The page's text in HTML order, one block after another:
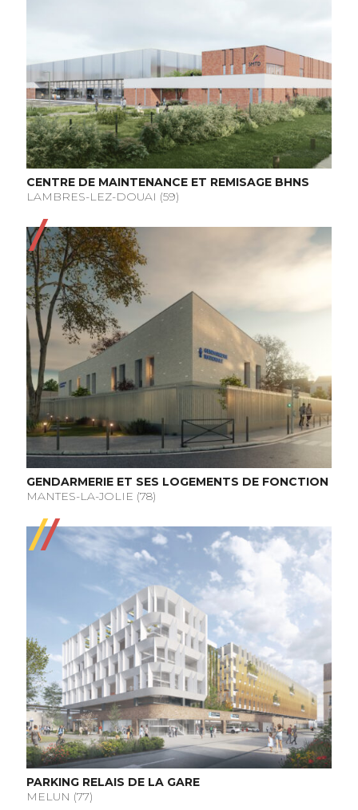
CENTRE DE MAINTENANCE ET REMISAGE BHNS
LAMBRES-LEZ-DOUAI (59)
GENDARMERIE ET SES LOGEMENTS DE FONCTION
MANTES-LA-JOLIE (78)
PARKING RELAIS DE LA GARE
MELUN (77)